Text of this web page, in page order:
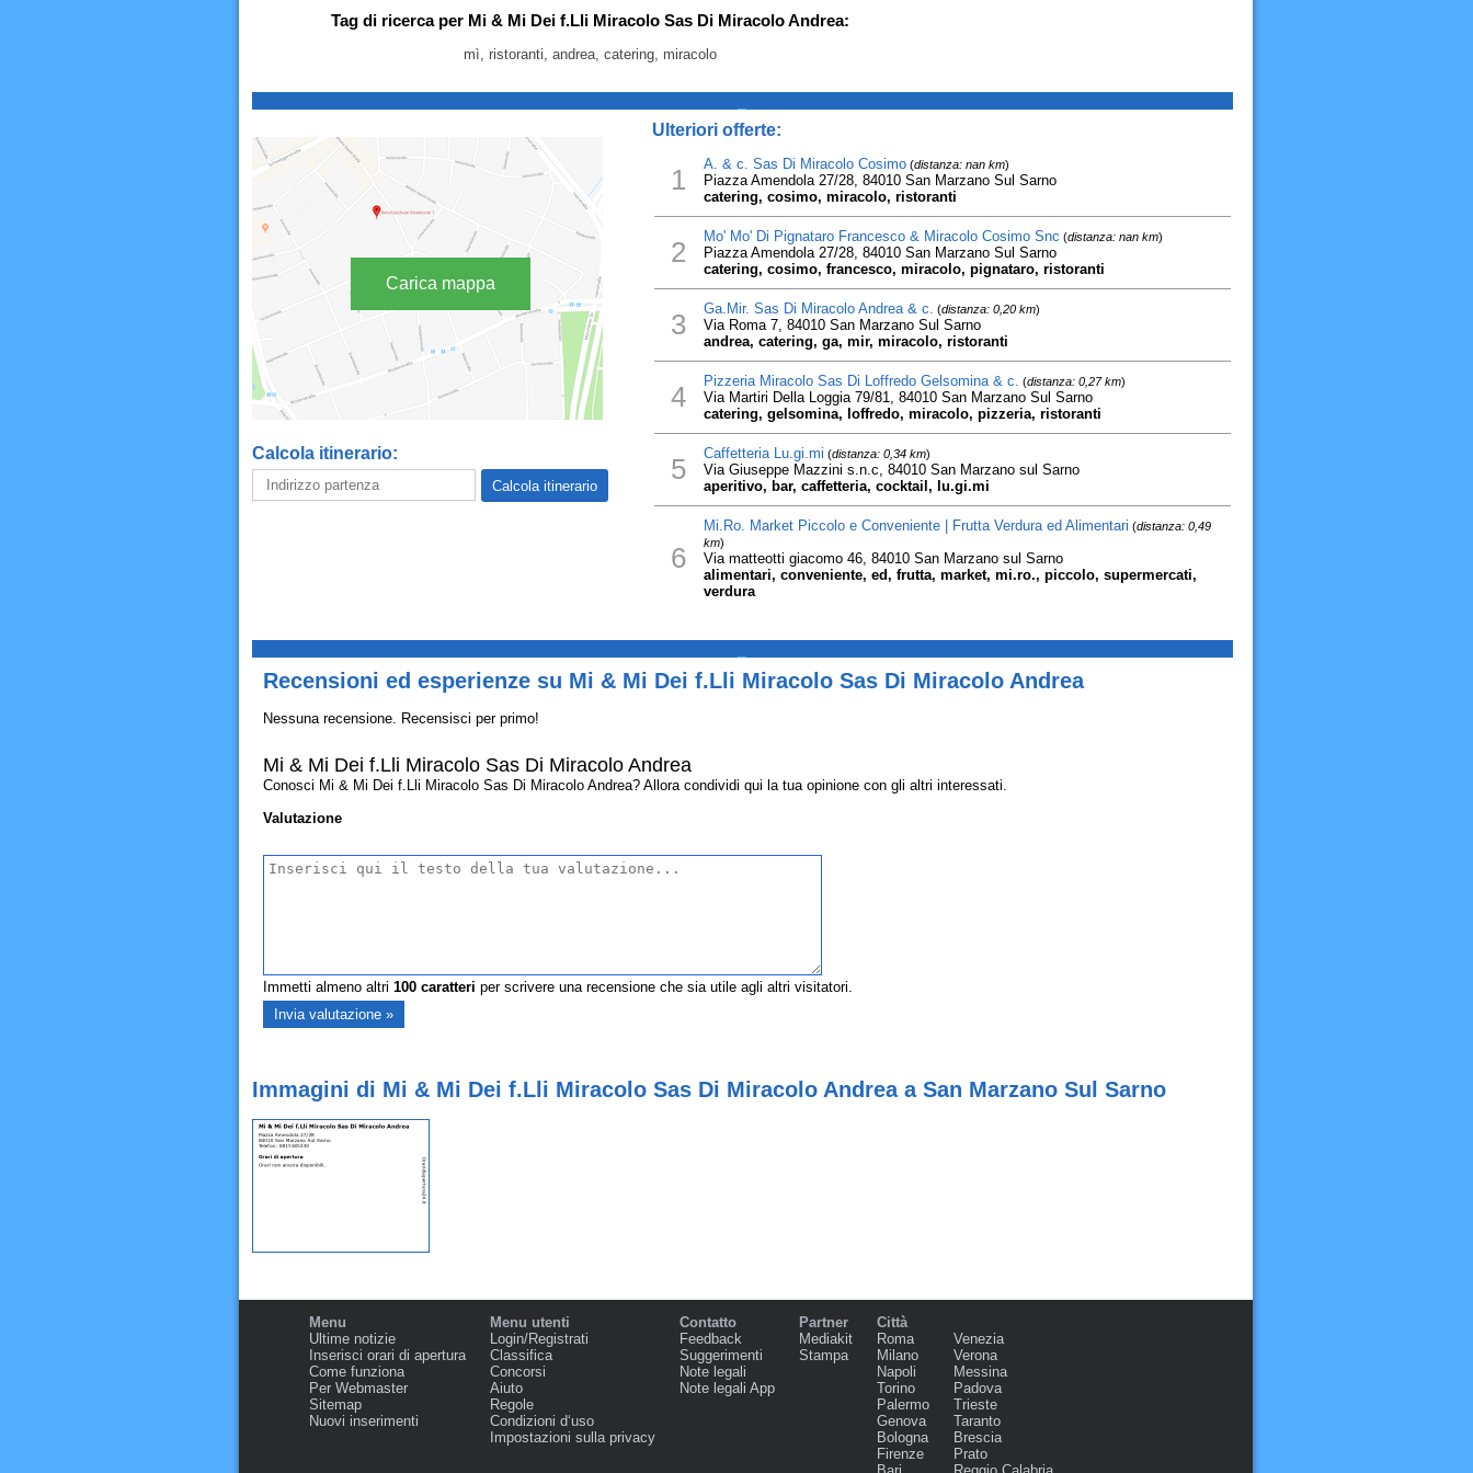
Tag di ricerca per Mi & Mi Dei f.Lli Miracolo Sas Di Miracolo Andrea:
mì, ristoranti, andrea, catering, miracolo
Carica mappa
Calcola itinerario:
Ulteriori offerte:
1 A. & c. Sas Di Miracolo Cosimo(distanza: nan km)
Piazza Amendola 27/28, 84010 San Marzano Sul Sarno
catering, cosimo, miracolo, ristoranti
2 Mo' Mo' Di Pignataro Francesco & Miracolo Cosimo Snc (distanza: nan km)
Piazza Amendola 27/28, 84010 San Marzano Sul Sarno
catering, cosimo, francesco, miracolo, pignataro, ristoranti
3 Ga.Mir. Sas Di Miracolo Andrea & c. (distanza: 0,20 km)
Via Roma 7, 84010 San Marzano Sul Sarno
andrea, catering, ga, mir, miracolo, ristoranti
4 Pizzeria Miracolo Sas Di Loffredo Gelsomina & c. (distanza: 0,27 km)
Via Martiri Della Loggia 79/81, 84010 San Marzano Sul Sarno
catering, gelsomina, loffredo, miracolo, pizzeria, ristoranti
5 Caffetteria Lu.gi.mi (distanza: 0,34 km)
Via Giuseppe Mazzini s.n.c, 84010 San Marzano sul Sarno
aperitivo, bar, caffetteria, cocktail, lu.gi.mi
6
Mi.Ro. Market Piccolo e Conveniente | Frutta Verdura ed Alimentari (distanza: 0,49
km)
Via matteotti giacomo 46, 84010 San Marzano sul Sarno
alimentari, conveniente, ed, frutta, market, mi.ro., piccolo, supermercati,
verdura
Recensioni ed esperienze su Mi & Mi Dei f.Lli Miracolo Sas Di Miracolo Andrea
Nessuna recensione. Recensisci per primo!
Mi & Mi Dei f.Lli Miracolo Sas Di Miracolo Andrea
Conosci Mi & Mi Dei f.Lli Miracolo Sas Di Miracolo Andrea? Allora condividi qui la tua opinione con gli altri interessati.
Valutazione
Immetti almeno altri 100caratteri per scrivere una recensione che sia utile agli altri visitatori.
Immagini di Mi & Mi Dei f.Lli Miracolo Sas Di Miracolo Andrea a San Marzano Sul Sarno
Menu
Ultime notizie
Inserisci orari di apertura
Come funziona
Per Webmaster
Sitemap
Nuovi inserimenti
Menu utenti
Login/Registrati
Classifica
Concorsi
Aiuto
Regole
Condizioni d‘uso
Impostazioni sulla privacy
Contatto
Feedback
Suggerimenti
Note legali
Note legali App
Partner
Mediakit
Stampa
Città
Roma
Milano
Napoli
Torino
Palermo
Genova
Bologna
Firenze
Venezia
Verona
Messina
Padova
Trieste
Taranto
Brescia
Prato